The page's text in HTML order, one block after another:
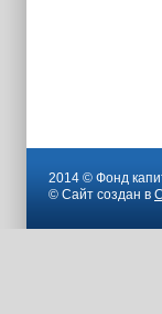
2014 © Фонд
© Сайт создан в